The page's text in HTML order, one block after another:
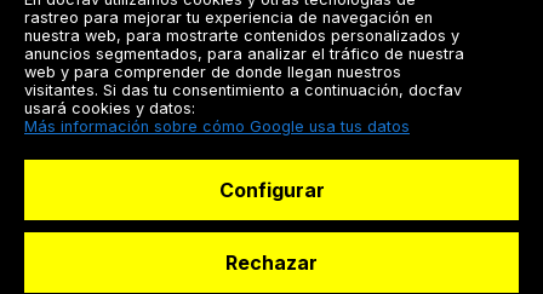
Registrarse
Docfav
rastreo para mejorar tu experiencia de navegación en
nuestra web, para mostrarte contenidos personalizados y
anuncios segmentados, para analizar el tráfico de nuestra
web y para comprender de donde llegan nuestros
visitantes. Si das tu consentimiento a continuación, docfav
usará cookies y datos:
Más información sobre cómo Google usa tus datos
Configurar
Rechazar